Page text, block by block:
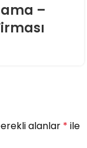
–
alanlar * ile